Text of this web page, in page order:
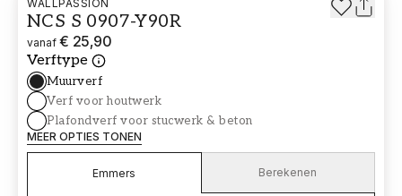
WALLPASSION
NCS S 0907-Y90R
vanaf € 25,90
Verftype
Muurverf
Verf voor houtwerk
Plafondverf voor stucwerk & beton
MEER OPTIES TONEN
Emmers Berekenen